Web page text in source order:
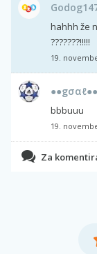
hahhh že
???????!!!!!
19.
●●gσαℓ●●
bbbuuu
19.
Za